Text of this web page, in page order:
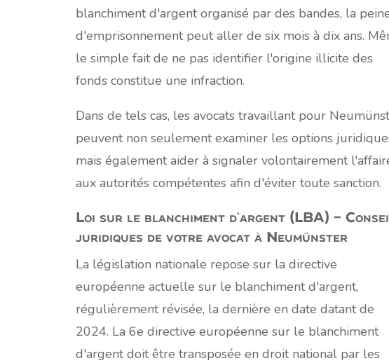
blanchiment d'argent organisé par des bandes, la
d'emprisonnement peut aller de six mois à dix ans.
le simple fait de ne pas identifier l'origine illicite des
fonds constitue une infraction.
Dans de tels cas, les avocats travaillant pour
peuvent non seulement examiner les options
mais également aider à signaler volontairement
aux autorités compétentes afin d'éviter toute sanction.
Loi sur le blanchiment d'argent (LBA) –
juridiques de votre avocat à Neumünster
La législation nationale repose sur la directive
européenne actuelle sur le blanchiment d'argent,
régulièrement révisée, la dernière en date datant de
2024. La 6e directive européenne sur le blanchiment
d'argent doit être transposée en droit national par les